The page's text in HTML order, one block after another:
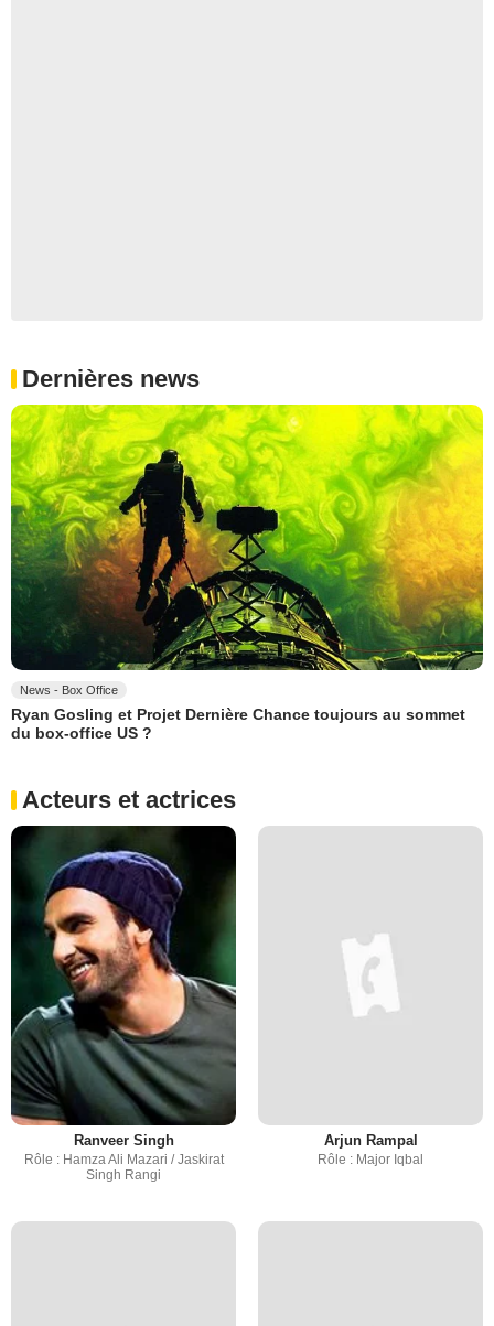
Dernières news
News - Box Office
Ryan Gosling et Projet Dernière Chance toujours au sommet
du box-office US ?
Acteurs et actrices
Ranveer Singh
Rôle : Hamza Ali Mazari / Jaskirat
Singh Rangi
Arjun Rampal
Rôle : Major Iqbal